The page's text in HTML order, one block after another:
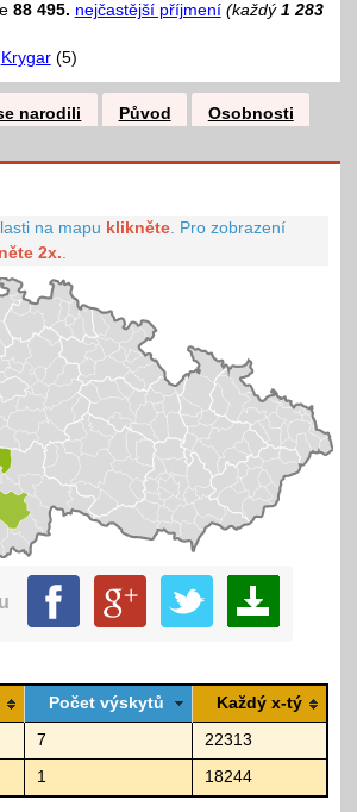
88 495. nejčastější příjmení (každý 1 283
Krygar(5)
narodili Původ
Osobnosti
na mapu klikněte Pro zobrazení
2x.
Počet výskytů Každý x-tý
7 22313
1 18244